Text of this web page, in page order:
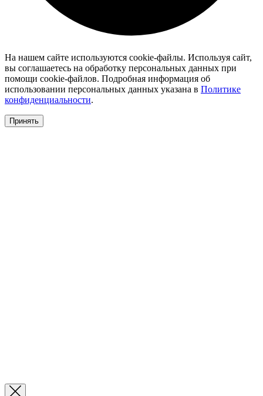
На нашем сайте используются cookie-файлы. Используя сайт,
вы соглашаетесь на обработку персональных данных при
помощи cookie-файлов. Подробная информация об
использовании персональных данных указана в Политике
конфиденциальности.
Принять